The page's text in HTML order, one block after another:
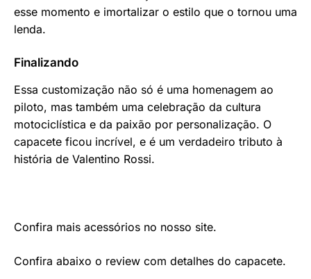
esse momento e imortalizar o estilo que o tornou uma
lenda.
Finalizando
Essa customização não só é uma homenagem ao
piloto, mas também uma celebração da cultura
motociclística e da paixão por personalização. O
capacete ficou incrível, e é um verdadeiro tributo à
história de Valentino Rossi.
Confira mais acessórios no nosso site.
Confira abaixo o review com detalhes do capacete.